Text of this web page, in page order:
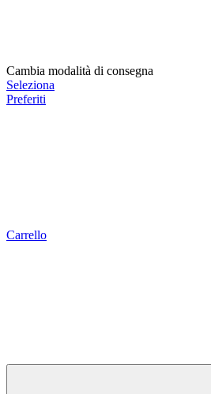
Cambia modalità di consegna
Seleziona
Preferiti
Carrello